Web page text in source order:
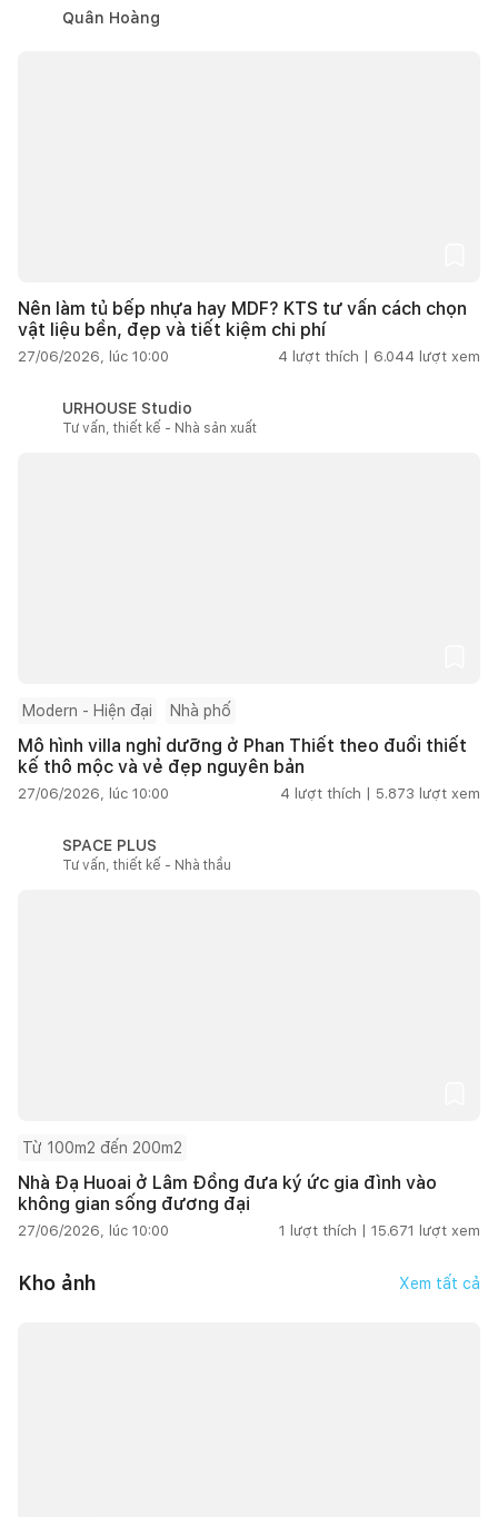
Quân Hoàng
Nên làm tủ bếp nhựa hay MDF? KTS tư vấn cách chọn
vật liệu bền, đẹp và tiết kiệm chi phí
27/06/2026, lúc 10:00 4 lượt thích | 6.044 lượt xem
URHOUSE Studio
Tư vấn, thiết kế - Nhà sản xuất
Modern - Hiện đại Nhà phố
Mô hình villa nghỉ dưỡng ở Phan Thiết theo đuổi thiết
kế thô mộc và vẻ đẹp nguyên bản
27/06/2026, lúc 10:00 4 lượt thích | 5.873 lượt xem
SPACE PLUS
Tư vấn, thiết kế - Nhà thầu
Từ 100m2 đến 200m2
Nhà Đạ Huoai ở Lâm Đồng đưa ký ức gia đình vào
không gian sống đương đại
27/06/2026, lúc 10:00 1 lượt thích | 15.671 lượt xem
Kho ảnh Xem tất cả